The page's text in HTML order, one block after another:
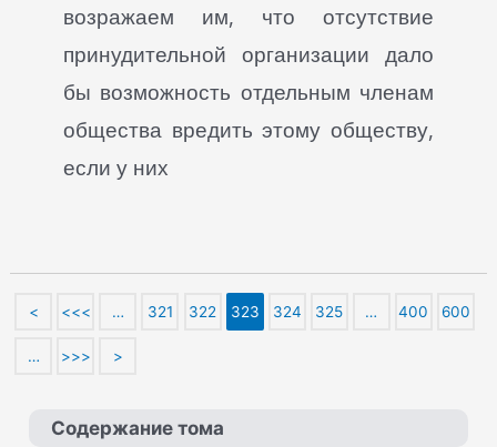
возражаем им, что отсутствие
принудительной организации дало
бы возможность отдельным членам
общества вредить этому обществу,
если у них
< <<< … 321 322 323 324 325 … 400 600
… >>> >
Содержание тома